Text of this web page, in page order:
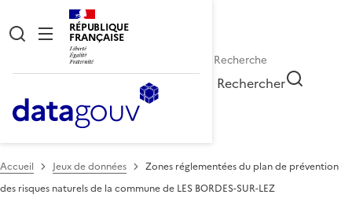
RÉPUBLIQUE
FRANÇAISE
Rechercher
Accueil Jeux de données
Zones réglementées du plan de prévention
des risques naturels de la commune de LES BORDES-SUR-LEZ